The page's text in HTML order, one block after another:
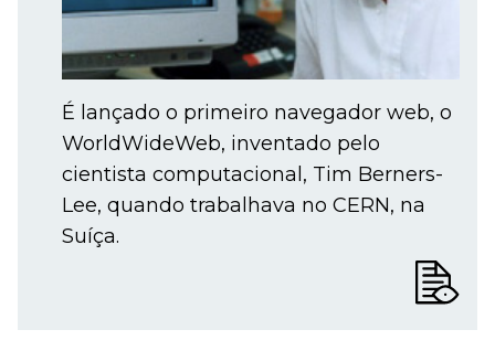
É lançado o primeiro navegador web, o
WorldWideWeb, inventado pelo
cientista computacional, Tim Berners-
Lee, quando trabalhava no CERN, na
Suíça.